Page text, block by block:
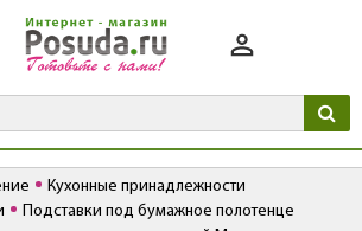
Кухонные принадлежности
Подставки под бумажное полотенце